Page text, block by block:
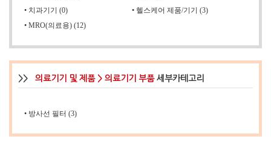
• 치과기기 (0) • 헬스케어 제품/기기 (3)
• MRO(의료용) (12)
>> 의료기기 및 제품 > 의료기기 부품세부카테고리
• 방사선 필터 (3)